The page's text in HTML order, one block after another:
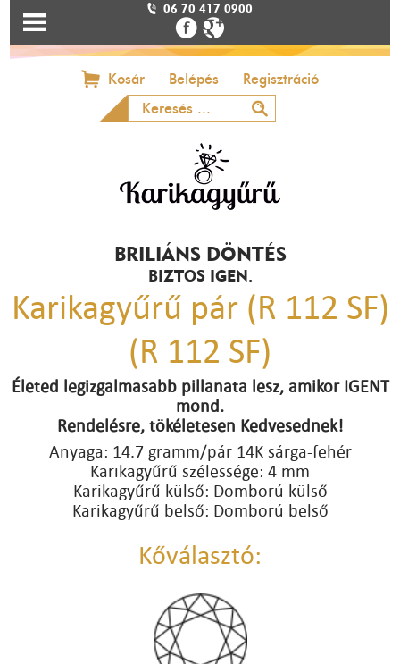
06 70 417 0900
Kosár Belépés Regisztráció
BRILIÁNS DÖNTÉS
BIZTOS IGEN.
Karikagyűrű pár (R 112 SF)
(R 112 SF)
Életed legizgalmasabb pillanata lesz, amikor IGENT
mond.
Rendelésre, tökéletesen Kedvesednek!
Anyaga: 14.7 gramm/pár 14K sárga-fehér
Karikagyűrű szélessége: 4 mm
Karikagyűrű külső: Domború külső
Karikagyűrű belső: Domború belső
Kőválasztó: